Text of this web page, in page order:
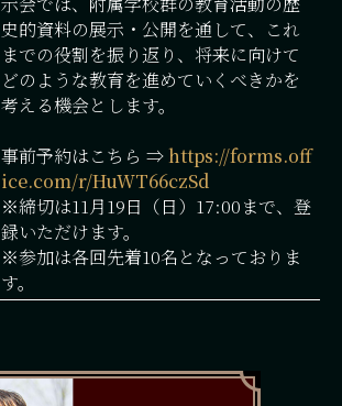
史的資料の展示・公開を通して、これ
までの役割を振り返り、将来に向けて
どのような教育を進めていくべきかを
考える機会とします。
事前予約はこちら ⇒https://forms.off
ice.com/r/HuWT66czSd
※締切は11月19日（日）17:00まで、登
録いただけます。
※参加は各回先着10名となっておりま
す。